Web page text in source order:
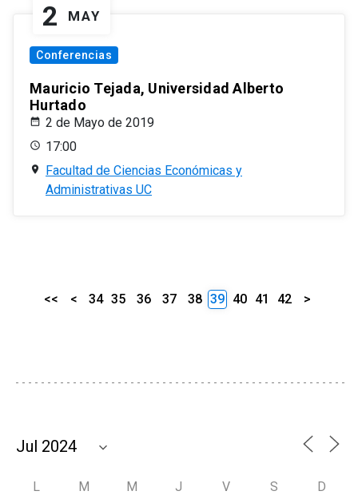
2 MAY
Conferencias
Mauricio Tejada, Universidad Alberto
Hurtado
2 de Mayo de 2019
17:00
Facultad de Ciencias Económicas y
Administrativas UC
<< < 34 35 36 37 38 39 40 41 42 >
L M M J V S D